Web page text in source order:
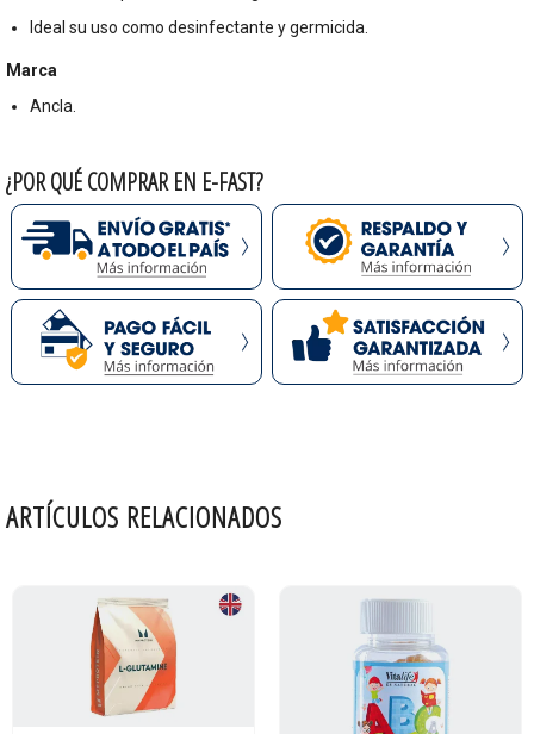
Ideal su uso como desinfectante y germicida.
Marca
Ancla.
¿POR QUÉ COMPRAR EN E-FAST?
ARTÍCULOS RELACIONADOS